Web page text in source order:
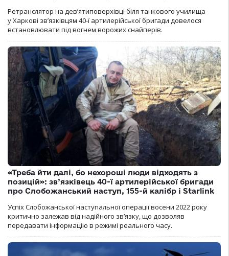
Ретранслятор на дев’ятиповерхівці біля танкового училища
у Харкові зв’язківцям 40-ї артилерійської бригади довелося
встановлювати під вогнем ворожих снайперів.
«Треба йти далі, бо нехороші люди відходять з
позицій»: зв’язківець 40-ї артилерійської бригади
про Слобожанський наступ, 155-й калібр і Starlink
Успіх Слобожанської наступальної операції восени 2022 року
критично залежав від надійного зв’язку, що дозволяв
передавати інформацію в режимі реального часу.